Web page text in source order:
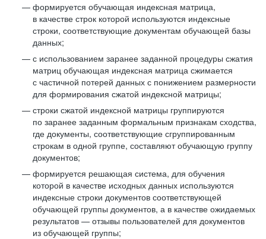
формируется обучающая индексная матрица,
в качестве строк которой используются индексные
строки, соответствующие документам обучающей базы
данных;
с использованием заранее заданной процедуры сжатия
матриц обучающая индексная матрица сжимается
с частичной потерей данных с понижением размерности
для формирования сжатой индексной матрицы;
строки сжатой индексной матрицы группируются
по заранее заданным формальным признакам сходства,
где документы, соответствующие сгруппированным
строкам в одной группе, составляют обучающую группу
документов;
формируется решающая система, для обучения
которой в качестве исходных данных используются
индексные строки документов соответствующей
обучающей группы документов, а в качестве ожидаемых
результатов — отзывы пользователей для документов
из обучающей группы;